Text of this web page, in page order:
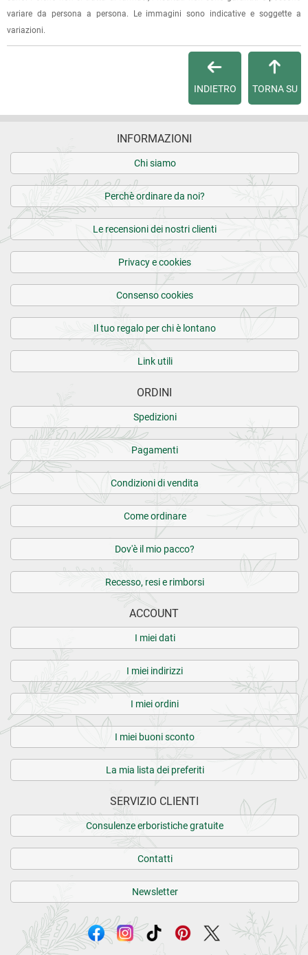
variare da persona a persona. Le immagini sono indicative e soggette a
variazioni.
TORNA SU
INDIETRO
INFORMAZIONI
Chi siamo
Perchè ordinare da noi?
Le recensioni dei nostri clienti
Privacy e cookies
Consenso cookies
Il tuo regalo per chi è lontano
Link utili
ORDINI
Spedizioni
Pagamenti
Condizioni di vendita
Come ordinare
Dov'è il mio pacco?
Recesso, resi e rimborsi
ACCOUNT
I miei dati
I miei indirizzi
I miei ordini
I miei buoni sconto
La mia lista dei preferiti
SERVIZIO CLIENTI
Consulenze erboristiche gratuite
Contatti
Newsletter